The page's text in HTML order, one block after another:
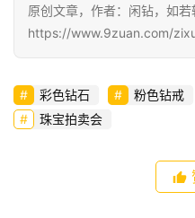
原创文章，作者：闲钻，如若
https://www.9zuan.com/
彩色钻石 粉色钻戒
珠宝拍卖会